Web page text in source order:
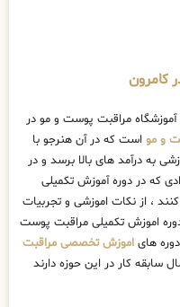
کامرون
آموزشگاه مراقبت پوست و مو در
و مو است که در آن هنرجو با
به درآمد های بالا برسد و در
که در دوره آموزش تکمیلی
، از نکات اموزشی و تجربیات
اموزش تکمیلی مراقبت پوست
های اموزش تخصصی مراقبت
اند و یا حداقل 2 سال سابقه کار در این حوزه دارند